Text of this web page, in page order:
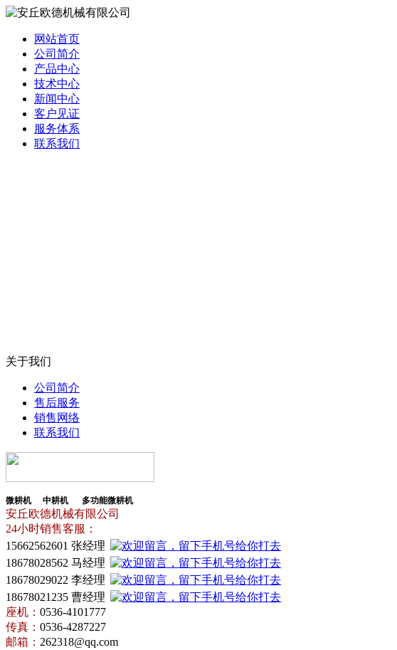
网站首页
公司简介
产品中心
技术中心
新闻中心
客户见证
服务体系
联系我们
关于我们
公司简介
售后服务
销售网络
联系我们
微耕机 中耕机 多功能微耕机
安丘欧德机械有限公司
24小时销售客服：
15662562601 张经理
18678028562 马经理
18678029022 李经理
18678021235 曹经理
座机： 0536-4101777
传真： 0536-4287227
邮箱： 262318@qq.com